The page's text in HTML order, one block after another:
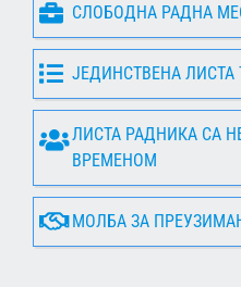
СЛОБОДНА РАДНА
ЈЕДИНСТВЕНА
ЛИСТА РАДНИКА СА
ВРЕМЕНОМ
МОЛБА ЗА